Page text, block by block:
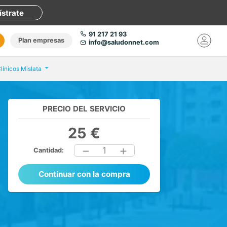
Plan empresas
91 217 21 93
info@saludonnet.com
Mislata
PRECIO DEL SERVICIO
25 €
Cantidad: 1
Continuar con la compra